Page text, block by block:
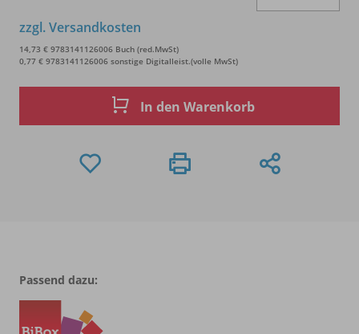
zzgl. Versandkosten
14,73 € 9783141126006 Buch (red.MwSt)
0,77 € 9783141126006 sonstige Digitalleist.(volle MwSt)
In den Warenkorb
Passend dazu: